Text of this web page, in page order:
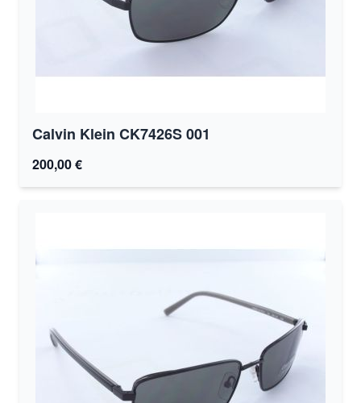
Calvin Klein CK7426S 001
200,00 €